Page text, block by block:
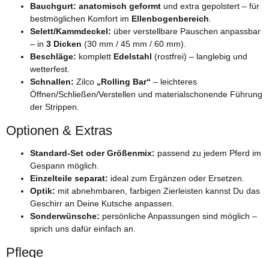
Bauchgurt: anatomisch geformt und extra gepolstert – für
bestmöglichen Komfort im Ellenbogenbereich.
Selett/Kammdeckel: über verstellbare Pauschen anpassbar
– in 3 Dicken (30 mm / 45 mm / 60 mm).
Beschläge: komplett Edelstahl (rostfrei) – langlebig und
wetterfest.
Schnallen: Zilco „Rolling Bar“ – leichteres
Öffnen/Schließen/Verstellen und materialschonende Führung
der Strippen.
Optionen & Extras
Standard-Set oder Größenmix: passend zu jedem Pferd im
Gespann möglich.
Einzelteile separat: ideal zum Ergänzen oder Ersetzen.
Optik: mit abnehmbaren, farbigen Zierleisten kannst Du das
Geschirr an Deine Kutsche anpassen.
Sonderwünsche: persönliche Anpassungen sind möglich –
sprich uns dafür einfach an.
Pflege